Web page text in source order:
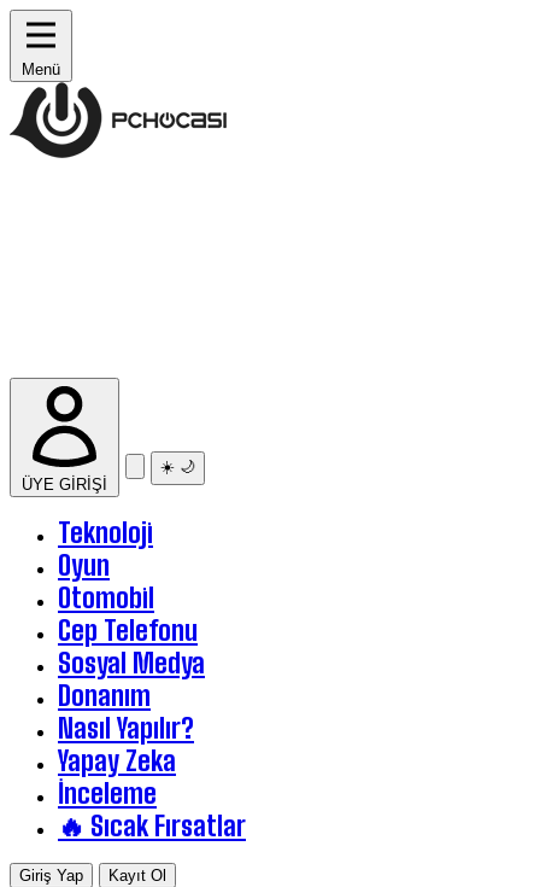
Menü
ÜYE GİRİŞİ
☀️ 🌙
Teknoloji
Oyun
Otomobil
Cep Telefonu
Sosyal Medya
Donanım
Nasıl Yapılır?
Yapay Zeka
İnceleme
🔥 Sıcak Fırsatlar
Giriş Yap Kayıt Ol